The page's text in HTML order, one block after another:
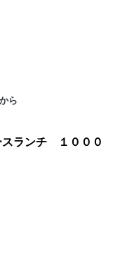
から
スランチ １０００